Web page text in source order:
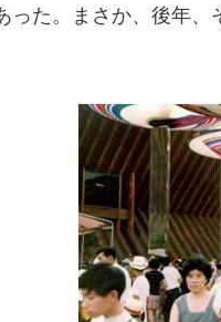
った。まさか、後年